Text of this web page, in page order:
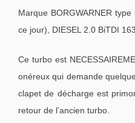
Marque BORGWARNER
ce jour), DIESEL 2.0 BiTDI
Ce turbo est
onéreux qui demande
clapet de décharge est
retour de l’ancien turbo.